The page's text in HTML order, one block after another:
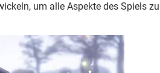
um alle Aspekte des Spiels zu